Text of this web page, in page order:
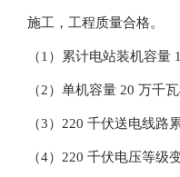
施工，工程质量合格。
（1）累计电站装机容量
（2）单机容量 20 万千
（3）220 千伏送电线路
（4）220 千伏电压等级